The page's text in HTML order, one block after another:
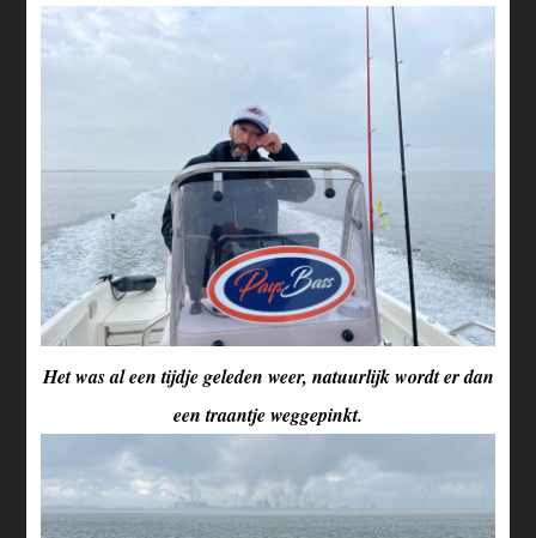
Het was al een tijdje geleden weer, natuurlijk wordt er dan
een traantje weggepinkt.